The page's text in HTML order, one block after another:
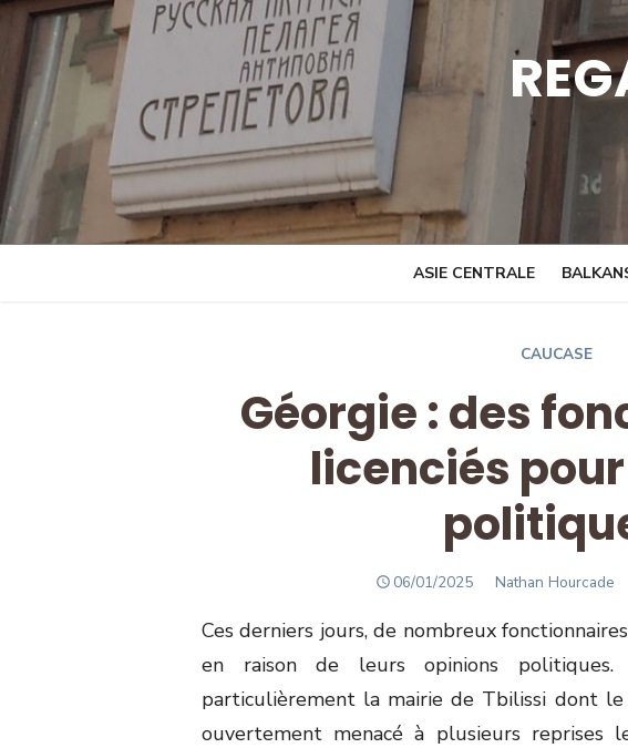
Skip
content
ASIE CENTRALE
CAUCASE
Géorgie : des
licenciés
POSTED
06/01/2025 Author
Nathan Hourcade
Ces derniers jours, de nombreux
en raison de leurs opinions politiques.
particulièrement la mairie de Tbilissi dont le
ouvertement menacé à plusieurs reprises